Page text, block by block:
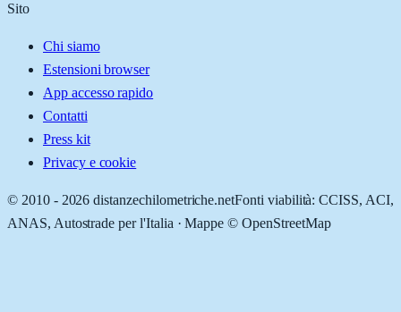
Sito
Chi siamo
Estensioni browser
App accesso rapido
Contatti
Press kit
Privacy e cookie
© 2010 - 2026 distanzechilometriche.netFonti viabilità: CCISS, ACI,
ANAS, Autostrade per l'Italia · Mappe © OpenStreetMap